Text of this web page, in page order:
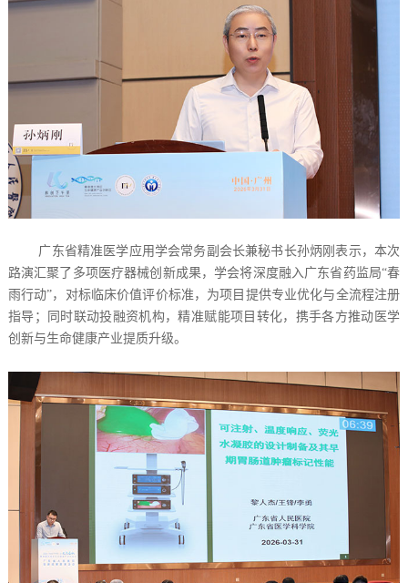
广东省精准医学应用学会常务副会长兼秘书长孙炳刚表示，本次
路演汇聚了多项医疗器械创新成果，学会将深度融入广东省药监局“春
雨行动”，对标临床价值评价标准，为项目提供专业优化与全流程注册
指导；同时联动投融资机构，精准赋能项目转化，携手各方推动医学
创新与生命健康产业提质升级。